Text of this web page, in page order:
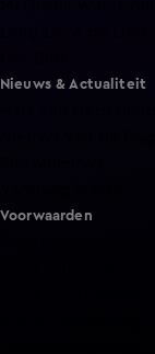
Nieuws & Actualiteit
Voorwaarden